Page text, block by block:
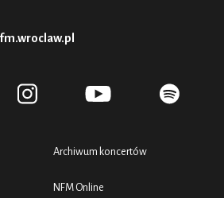
Archiwum koncertów
NFM Online